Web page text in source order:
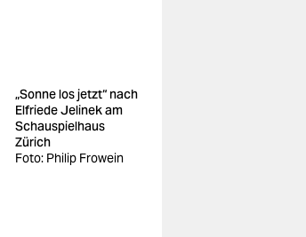
„Sonne los jetzt“ nach
Elfriede Jelinek am
Schauspielhaus
Zürich
Foto: Philip Frowein